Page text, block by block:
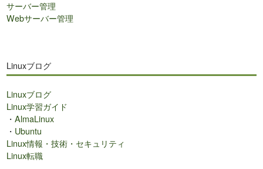
サーバー管理
Webサーバー管理
Linuxブログ
Linuxブログ
Linux学習ガイド
・AlmaLinux
・ Ubuntu
Linux情報・技術・セキュリティ
Linux転職